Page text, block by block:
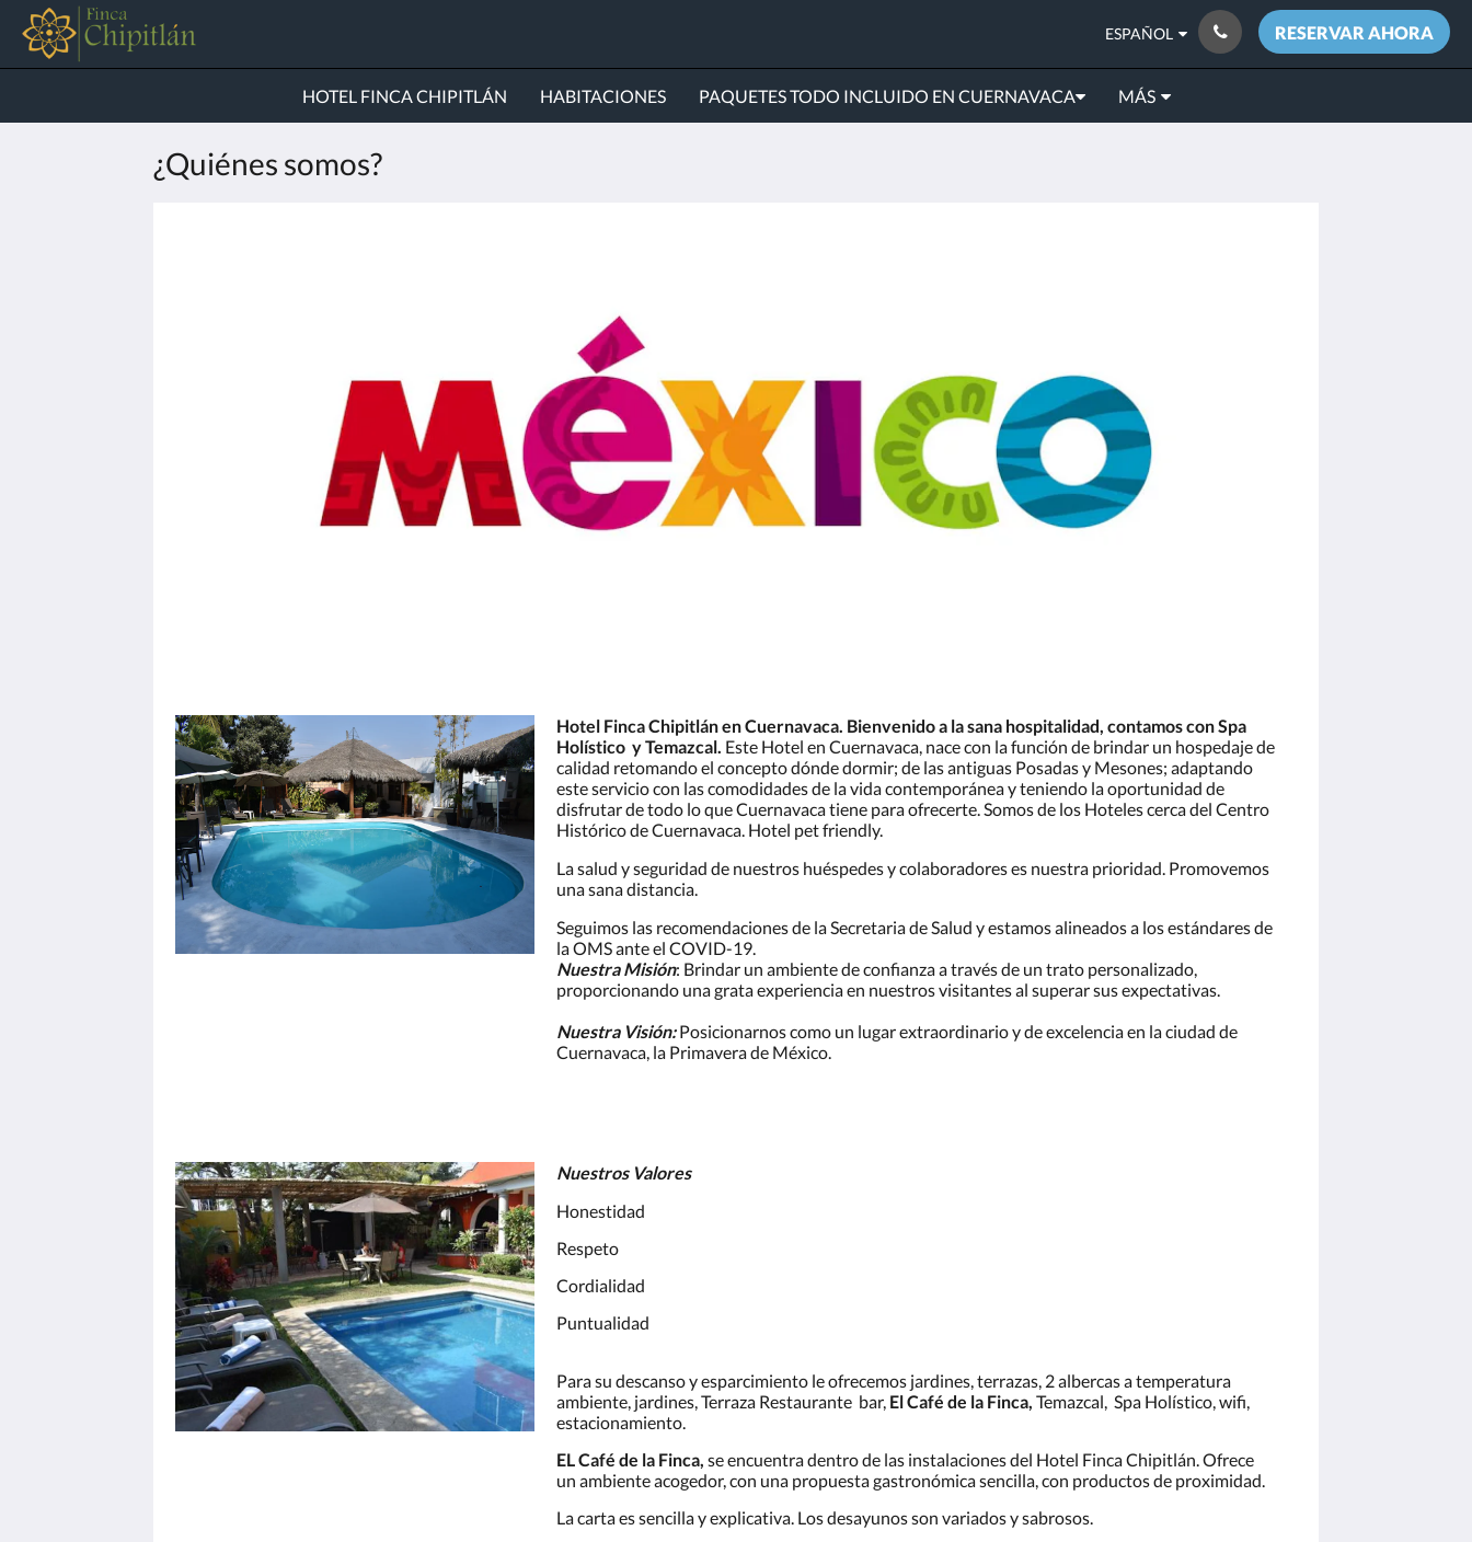
ESPAÑOL RESERVAR AHORA
HOTEL FINCA CHIPITLÁN HABITACIONES PAQUETES TODO INCLUIDO EN CUERNAVACA MÁS
¿Quiénes somos?
Hotel Finca Chipitlán en Cuernavaca. Bienvenido a la sana hospitalidad, contamos con Spa
Holístico y Temazcal. Este Hotel en Cuernavaca, nace con la función de brindar un hospedaje de
calidad retomando el concepto dónde dormir; de las antiguas Posadas y Mesones; adaptando
este servicio con las comodidades de la vida contemporánea y teniendo la oportunidad de
disfrutar de todo lo que Cuernavaca tiene para ofrecerte. Somos de los Hoteles cerca del Centro
Histórico de Cuernavaca. Hotel pet friendly.
La salud y seguridad de nuestros huéspedes y colaboradores es nuestra prioridad. Promovemos
una sana distancia.
Seguimos las recomendaciones de la Secretaria de Salud y estamos alineados a los estándares de
la OMS ante el COVID-19.
Nuestra Misión: Brindar un ambiente de confianza a través de un trato personalizado,
proporcionando una grata experiencia en nuestros visitantes al superar sus expectativas.
Nuestra Visión:Posicionarnos como un lugar extraordinario y de excelencia en la ciudad de
Cuernavaca, la Primavera de México.
Nuestros Valores
Honestidad
Respeto
Cordialidad
Puntualidad
Para su descanso y esparcimiento le ofrecemos jardines, terrazas, 2 albercas a temperatura
ambiente, jardines, Terraza Restaurante bar, El Café de la Finca, Temazcal, Spa Holístico, wifi,
estacionamiento.
EL Café de la Finca, se encuentra dentro de las instalaciones del Hotel Finca Chipitlán. Ofrece
un ambiente acogedor, con una propuesta gastronómica sencilla, con productos de proximidad.
La carta es sencilla y explicativa. Los desayunos son variados y sabrosos.